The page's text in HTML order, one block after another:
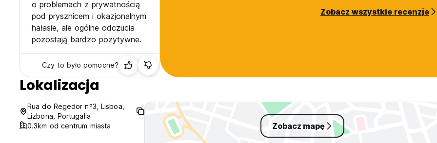
o problemach z prywatnością
pod prysznicem i okazjonalnym
hałasie, ale ogólne odczucia
pozostają bardzo pozytywne.
Czy to było pomocne?
Zobacz wszystkie recenzje
Lokalizacja
Rua do Regedor nº3, Lisboa,
Lizbona, Portugalia
0.3km od centrum miasta
Zobacz mapę